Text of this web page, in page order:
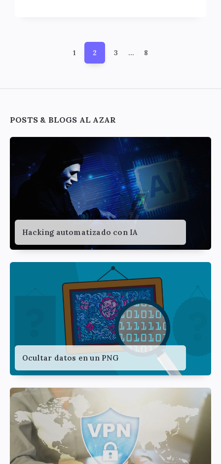
Paginación1 2 3 … 8
Widgets
POSTS & BLOGS AL AZAR
Hacking automatizado con IA
Ocultar datos en un PNG